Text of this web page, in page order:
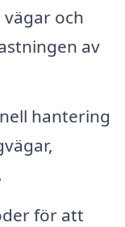
och
av
hantering
för att